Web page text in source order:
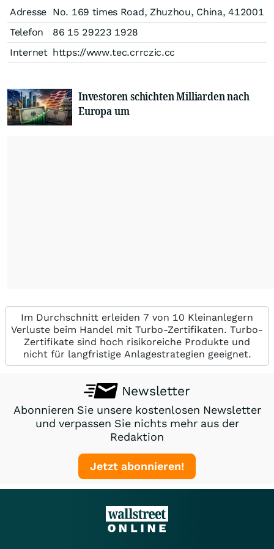
Adresse No. 169 times Road, Zhuzhou, China, 412001
Telefon
86 15 29223 1928
Internet https://www.tec.crrczic.cc
Investoren schichten Milliarden nach
Europa um
Im Durchschnitt erleiden 7 von 10 Kleinanlegern
Verluste beim Handel mit Turbo-Zertifikaten. Turbo-
Zertifikate sind hoch risikoreiche Produkte und
nicht für langfristige Anlagestrategien geeignet.
Newsletter
Abonnieren Sie unsere kostenlosen Newsletter
und verpassen Sie nichts mehr aus der
Redaktion
Jetzt abonnieren!